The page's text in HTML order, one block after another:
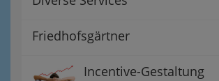
Friedhofsgärtner
Incentive-Gestaltung